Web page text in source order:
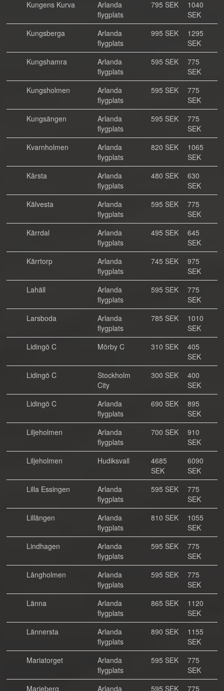
Kungens Kurva
Arlanda
flygplats
795 SEK
1040
SEK
Kungsberga
Arlanda
flygplats
995 SEK
1295
SEK
Kungshamra
Arlanda
flygplats
595 SEK
775
SEK
Kungsholmen
Arlanda
flygplats
595 SEK
775
SEK
Kungsängen
Arlanda
flygplats
595 SEK
775
SEK
Kvarnholmen
Arlanda
flygplats
820 SEK
1065
SEK
Kårsta
Arlanda
flygplats
480 SEK
630
SEK
Kälvesta
Arlanda
flygplats
595 SEK
775
SEK
Kärrdal
Arlanda
flygplats
495 SEK
645
SEK
Kärrtorp
Arlanda
flygplats
745 SEK
975
SEK
Lahäll
Arlanda
flygplats
595 SEK
775
SEK
Larsboda
Arlanda
flygplats
785 SEK
1010
SEK
Lidingö C
Mörby C 310 SEK
405
SEK
Lidingö C
Stockholm
City
300 SEK
400
SEK
Lidingö C
Arlanda
flygplats
690 SEK
895
SEK
Liljeholmen
Arlanda
flygplats
700 SEK
910
SEK
Liljeholmen
Hudiksvall
4685
SEK
6090
SEK
Lilla Essingen
Arlanda
flygplats
595 SEK
775
SEK
Lillängen
Arlanda
flygplats
810 SEK
1055
SEK
Lindhagen
Arlanda
flygplats
595 SEK
775
SEK
Långholmen
Arlanda
flygplats
595 SEK
775
SEK
Länna
Arlanda
flygplats
865 SEK
1120
SEK
Lännersta
Arlanda
flygplats
890 SEK
1155
SEK
Mariatorget
Arlanda
flygplats
595 SEK
775
SEK
Marieberg
Arlanda
595 SEK
775